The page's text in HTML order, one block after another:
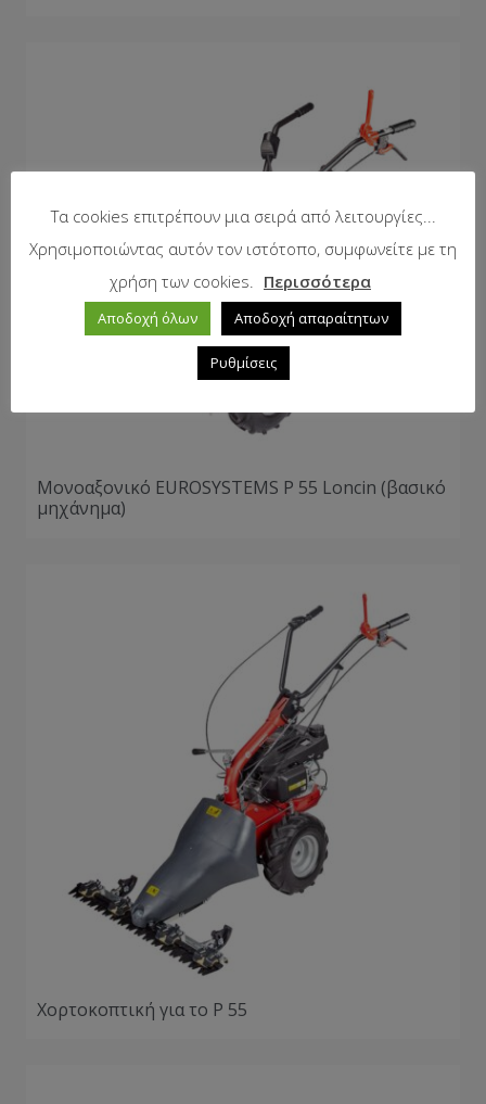
Μονοαξονικό EUROSYSTEMS P 55 Loncin (βασικό
μηχάνημα)
Χορτοκοπτική για το P 55
Τα cookies επιτρέπουν μια σειρά από λειτουργίες...
Χρησιμοποιώντας αυτόν τον ιστότοπο, συμφωνείτε με τη
χρήση των cookies.
Περισσότερα
Αποδοχή όλων Αποδοχή απαραίτητων
Ρυθμίσεις